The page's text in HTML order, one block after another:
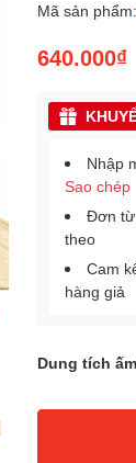
Mã sản
640.000₫
Nhập
Sao chép
Đơn từ
theo
Cam
hàng giả
Dung tích